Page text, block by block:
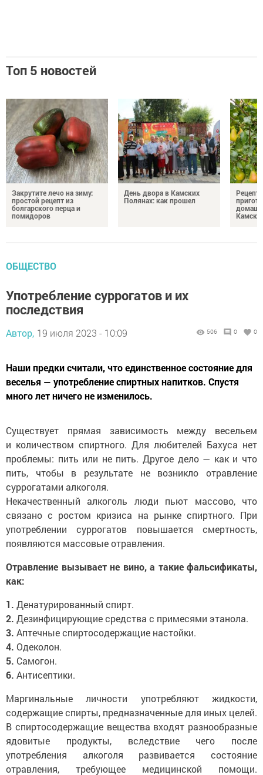
Топ 5 новостей
Закрутите лечо на зиму:
простой рецепт из
болгарского перца и
помидоров
День двора в Камских
Полянах: как прошел
ОБЩЕСТВО
Употребление суррогатов и их
последствия
Автор, 19 июля 2023 - 10:09 506 0 0
Наши предки считали, что единственное состояние для
веселья — употребление спиртных напитков. Спустя
много лет ничего не изменилось.
Существует прямая зависимость между весельем
и количеством спиртного. Для любителей Бахуса нет
проблемы: пить или не пить. Другое дело — как и что
пить, чтобы в результате не возникло отравление
суррогатами алкоголя.
Некачественный алкоголь люди пьют массово, что
связано с ростом кризиса на рынке спиртного. При
употреблении суррогатов повышается смертность,
появляются массовые отравления.
Отравление вызывает не вино, а такие фальсификаты,
как:
1. Денатурированный спирт.
2. Дезинфицирующие средства с примесями этанола.
3. Аптечные спиртосодержащие настойки.
4. Одеколон.
5. Самогон.
6. Антисептики.
Маргинальные личности употребляют жидкости,
содержащие спирты, предназначенные для иных целей.
В спиртосодержащие вещества входят разнообразные
ядовитые продукты, вследствие чего после
употребления алкоголя развивается состояние
отравления, требующее медицинской помощи.